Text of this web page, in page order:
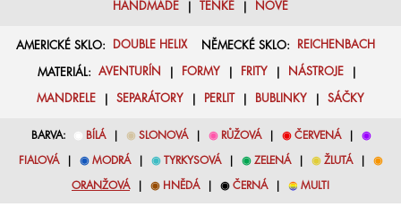
HANDMADE TENKÉ NOVÉ
AMERICKÉ SKLO: DOUBLE HELIXNĚMECKÉ SKLO: REICHENBACH
MATERIÁL: AVENTURÍN FORMY FRITY NÁSTROJE|
MANDRELE SEPARÁTORY PERLIT BUBLINKY SÁČKY
BARVA: ◉ BÍLÁ| ◉ SLONOVÁ| ◉ RŮŽOVÁ| ◉ ČERVENÁ| ◉
FIALOVÁ| ◉ MODRÁ| ◉ TYRKYSOVÁ| ◉ ZELENÁ| ◉ ŽLUTÁ| ◉
ORANŽOVÁ| ◉ HNĚDÁ| ◉ ČERNÁ| ◉ MULTI